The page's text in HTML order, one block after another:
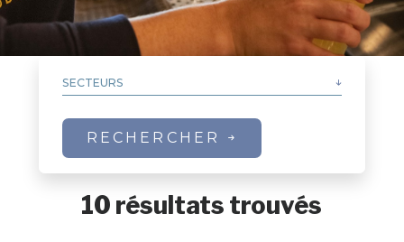
SECTEURS
MRC de Sept-Rivières
MRC de Caniapiscau
MRC du Golfe-du-Saint-Laurent
MRC de Minganie
RECHERCHER
10 résultats trouvés